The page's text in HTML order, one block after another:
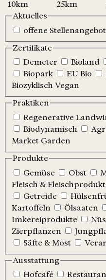
Aktuelles
offene
Zertifikate
Demeter
Bioland
Biopark
EU Bio
Biozyklisch Vegan
Praktiken
Regenerative
Biodynamisch
Market Garden
Produkte
Gemüse
Obst
Fleisch &
Getreide
Kartoffeln
Ölsaaten
Imkereiprodukte
Zierpflanzen
Säfte & Most
Ausstattung
Hofcafé